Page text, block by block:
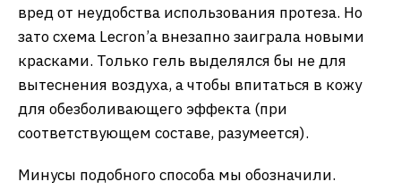
вред от неудобства использования протеза. Но
зато схема Lecron’а внезапно заиграла новыми
красками. Только гель выделялся бы не для
вытеснения воздуха, а чтобы впитаться в кожу
для обезболивающего эффекта (при
соответствующем составе, разумеется).
Минусы подобного способа мы обозначили.